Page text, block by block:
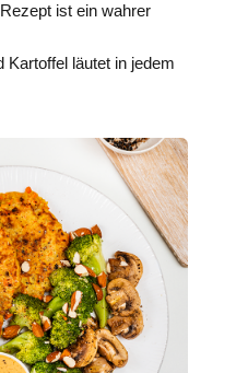
ist ein wahrer
läutet in jedem